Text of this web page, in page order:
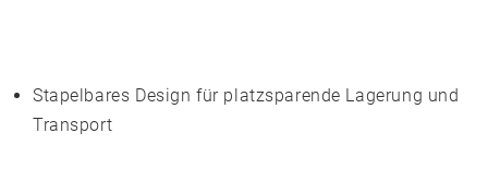
Stapelbares Design für platzsparende Lagerung und
Transport